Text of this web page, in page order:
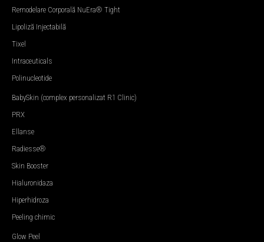
Glow Peel
BabySkin (complex personalizat R1 Clinic)
PRX
Ellanse
Radiesse®
Skin Booster
Hialuronidaza
Hiperhidroza
Peeling chimic
Remodelare Corporală NuEra® Tight
Lipoliză Injectabilă
Tixel
Intraceuticals
Polinucleotide